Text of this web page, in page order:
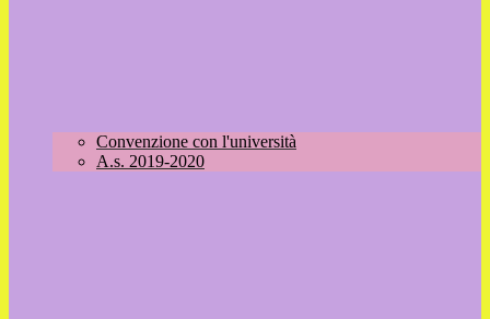
Convenzione con l'università
A.s. 2019-2020